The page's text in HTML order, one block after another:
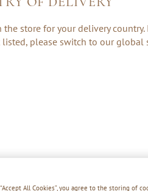
CREAMS
&
All Cookies”, you agree to the storing of
store for your delivery
please switch to our global